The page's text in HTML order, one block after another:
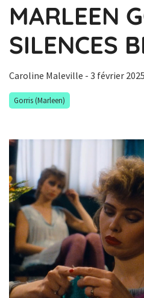
MARLEEN
SILENCES
Caroline Maleville - 3 février 2025
Gorris (Marleen)